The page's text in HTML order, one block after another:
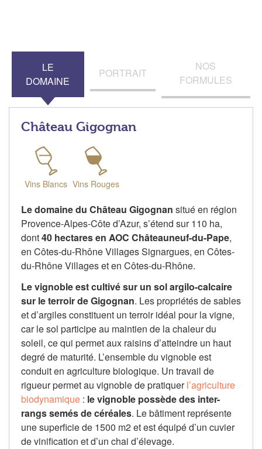
LE
DOMAINE
PORTRAIT
NOS
FORMULES
Château Gigognan
Vins Blancs Vins Rouges
Le domaine du Château Gigognan situé en région
Provence-Alpes-Côte d’Azur, s’étend sur 110 ha,
dont40 hectares en AOC Châteauneuf-du-Pape,
en Côtes-du-Rhône Villages Signargues, en Côtes-
du-Rhône Villages et en Côtes-du-Rhône.
Le vignoble est cultivé sur un sol argilo-calcaire
sur le terroir de Gigognan. Les propriétés de sables
et d’argiles constituent un terroir idéal pour la vigne,
car le sol participe au maintien de la chaleur du
soleil, ce qui permet aux raisins d’atteindre un haut
degré de maturité. L’ensemble du vignoble est
conduit en agriculture biologique. Un travail de
rigueur permet au vignoble de pratiquerl’agriculture
biodynamique : le vignoble possède des inter-
rangs semés de céréales. Le bâtiment représente
une superficie de 1500 m2 et est équipé d’un cuvier
de vinification et d’un chai d’élevage.